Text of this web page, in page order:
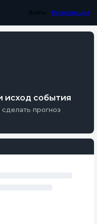
...
Войти Регистрация
исход события
прогноз